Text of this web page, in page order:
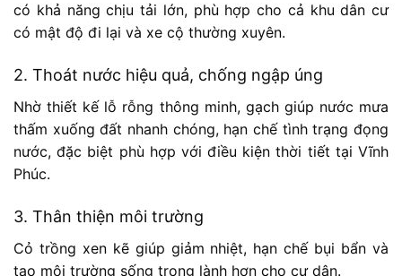
có khả năng chịu tải lớn, phù hợp cho cả khu dân cư
có mật độ đi lại và xe cộ thường xuyên.
2. Thoát nước hiệu quả, chống ngập úng
Nhờ thiết kế lỗ rỗng thông minh, gạch giúp nước mưa
thấm xuống đất nhanh chóng, hạn chế tình trạng đọng
nước, đặc biệt phù hợp với điều kiện thời tiết tại Vĩnh
Phúc.
3. Thân thiện môi trường
Cỏ trồng xen kẽ giúp giảm nhiệt, hạn chế bụi bẩn và
tạo môi trường sống trong lành hơn cho cư dân.